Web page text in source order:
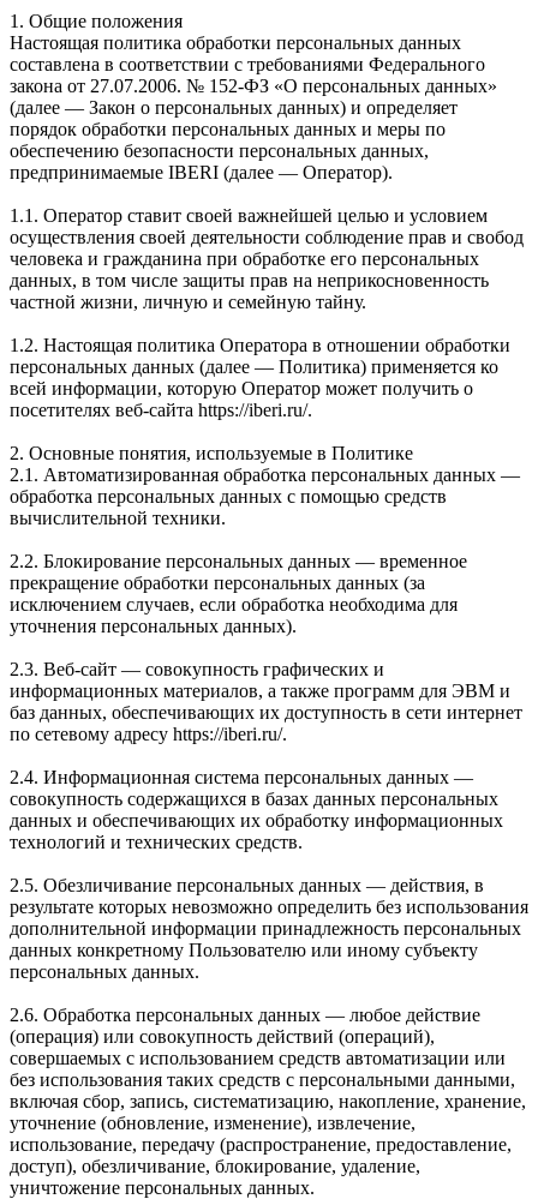
1. Общие положения
Настоящая политика обработки персональных данных
составлена в соответствии с требованиями Федерального
закона от 27.07.2006. № 152-ФЗ «О персональных данных»
(далее — Закон о персональных данных) и определяет
порядок обработки персональных данных и меры по
обеспечению безопасности персональных данных,
предпринимаемые IBERI (далее — Оператор).
1.1. Оператор ставит своей важнейшей целью и условием
осуществления своей деятельности соблюдение прав и свобод
человека и гражданина при обработке его персональных
данных, в том числе защиты прав на неприкосновенность
частной жизни, личную и семейную тайну.
1.2. Настоящая политика Оператора в отношении обработки
персональных данных (далее — Политика) применяется ко
всей информации, которую Оператор может получить о
посетителях веб-сайта https://iberi.ru/.
2. Основные понятия, используемые в Политике
2.1. Автоматизированная обработка персональных данных —
обработка персональных данных с помощью средств
вычислительной техники.
2.2. Блокирование персональных данных — временное
прекращение обработки персональных данных (за
исключением случаев, если обработка необходима для
уточнения персональных данных).
2.3. Веб-сайт — совокупность графических и
информационных материалов, а также программ для ЭВМ и
баз данных, обеспечивающих их доступность в сети интернет
по сетевому адресу https://iberi.ru/.
2.4. Информационная система персональных данных —
совокупность содержащихся в базах данных персональных
данных и обеспечивающих их обработку информационных
технологий и технических средств.
2.5. Обезличивание персональных данных — действия, в
результате которых невозможно определить без использования
дополнительной информации принадлежность персональных
данных конкретному Пользователю или иному субъекту
персональных данных.
2.6. Обработка персональных данных — любое действие
(операция) или совокупность действий (операций),
совершаемых с использованием средств автоматизации или
без использования таких средств с персональными данными,
включая сбор, запись, систематизацию, накопление, хранение,
уточнение (обновление, изменение), извлечение,
использование, передачу (распространение, предоставление,
доступ), обезличивание, блокирование, удаление,
уничтожение персональных данных.